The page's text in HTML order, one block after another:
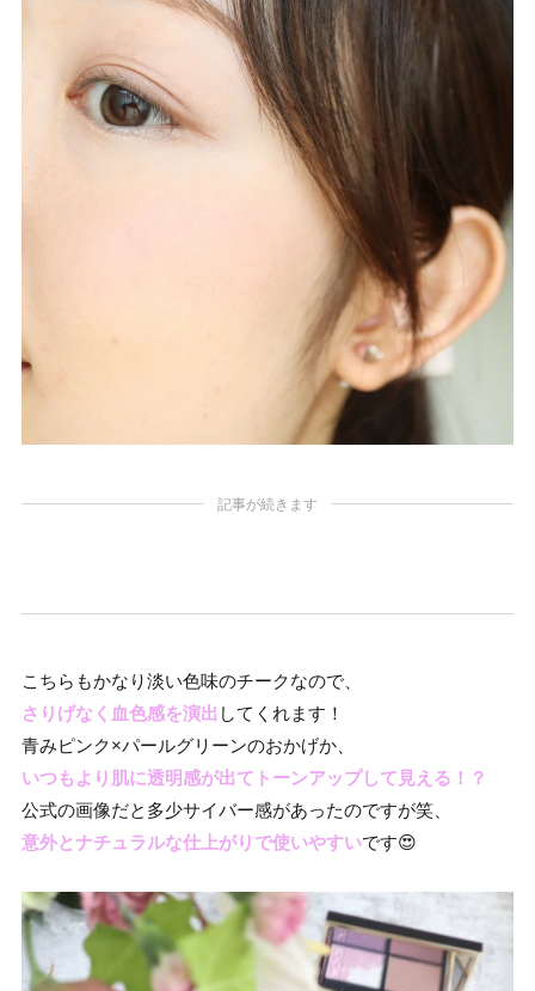
記事が続きます
こちらもかなり淡い色味のチークなので、
さりげなく血色感を演出 してくれます！
青みピンク×パールグリーンのおかげか、
いつもより肌に透明感が出てトーンアップして見える！？
公式の画像だと多少サイバー感があったのですが笑、
意外とナチュラルな仕上がりで使いやすいです😍